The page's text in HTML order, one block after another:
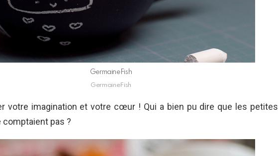
GermaineFish
GermaineFish
votre imagination et votre cœur ! Qui a bien pu dire que les petites
pas ?